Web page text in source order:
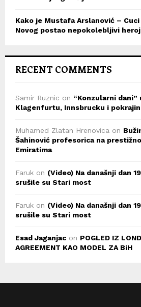
Kako je Mustafa Arslanović –
Novog postao nepokolebljivi
RECENT COMMENTS
Samir Ruznic on “Konzularni dani”
Klagenfurtu, Innsbrucku i
Muhamed Zlatan Hrenovica on
Šahinović profesorica na
Emiratima
Faruk on (Video) Na današnji dan
srušile su Stari most
Faruk on (Video) Na današnji dan
srušile su Stari most
Esad Jaganjac on POGLED IZ
AGREEMENT KAO MODEL ZA BiH